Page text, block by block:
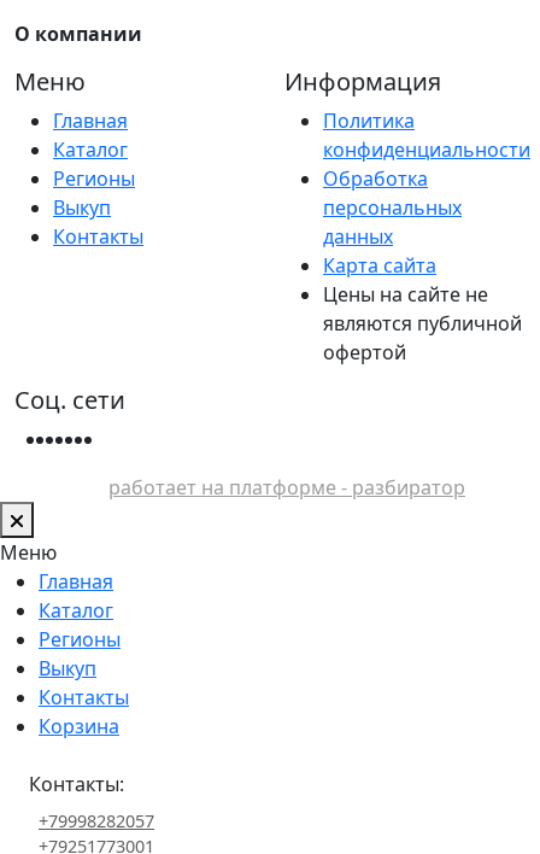
О компании
Меню
Главная
Каталог
Регионы
Выкуп
Контакты
Информация
Политика
конфиденциальности
Обработка
персональных
данных
Карта сайта
Цены на сайте не
являются публичной
офертой
Соц. сети
работает на платформе - разбиратор
Меню
Главная
Каталог
Регионы
Выкуп
Контакты
Корзина
Контакты:
+79998282057
+79251773001